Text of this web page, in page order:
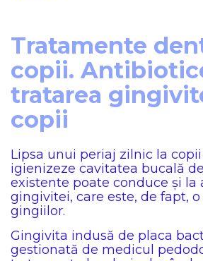
Tratamente
copii.
tratarea
copii
Lipsa unui periaj zilnic la copii
igienizeze cavitatea bucală
existente poate conduce și la
gingivitei, care este, de fapt,
gingiilor.
Gingivita indusă de placa
gestionată de medicul